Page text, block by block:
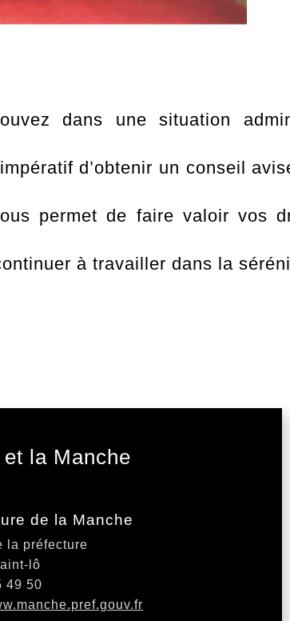
dans une situation
d’obtenir un conseil
permet de faire valoir vos
à travailler dans la
la Manche
de la Manche
la préfecture
lô
49 50